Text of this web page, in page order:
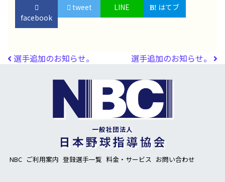
facebook
tweet LINE はてブ
投稿ナビゲーション
選手追加のお知らせ。 選手追加のお知らせ。
NBC ご利用案内 登録選手一覧 料金・サービス お問い合わせ